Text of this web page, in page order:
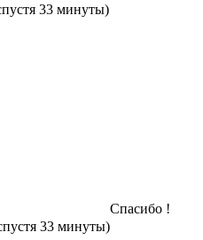
33 минуты)
33 минуты)
Спасибо !